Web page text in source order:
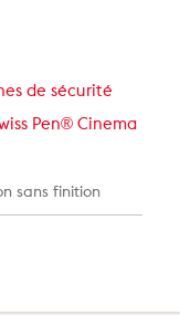
de sécurité
Pen® Cinema
sans finition